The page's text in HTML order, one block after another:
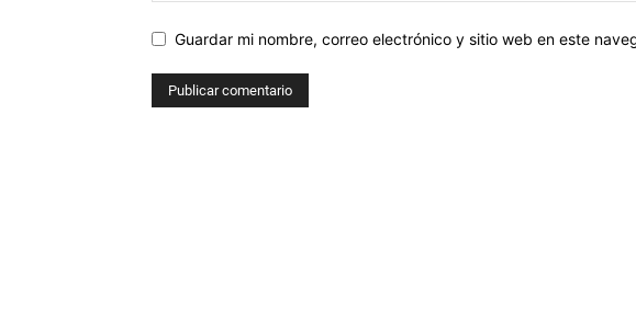
Guardar mi nombre, correo electrónico y sitio web en este